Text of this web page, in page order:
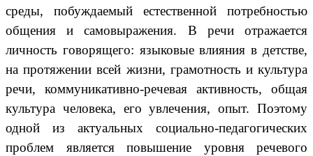
среды, побуждаемый естественной потребностью
общения и самовыражения. В речи отражается
личность говорящего: языковые влияния в детстве,
на протяжении всей жизни, грамотность и культура
речи, коммуникативно-речевая активность, общая
культура человека, его увлечения, опыт. Поэтому
одной из актуальных социально-педагогических
проблем является повышение уровня речевого